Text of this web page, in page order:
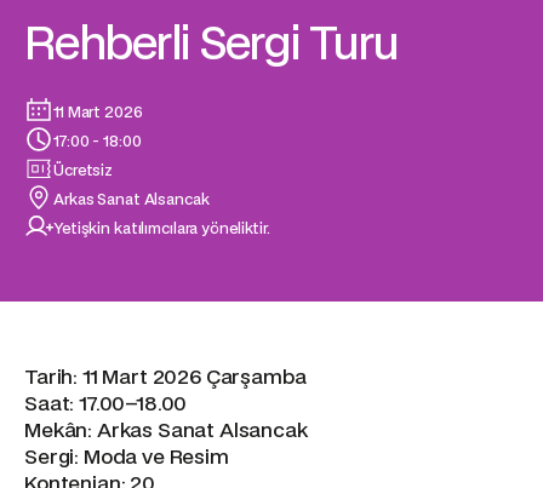
Rehberli Sergi Turu
11 Mart 2026
17:00 - 18:00
Ücretsiz
Arkas Sanat Alsancak
Yetişkin katılımcılara yöneliktir.
Tarih: 11 Mart 2026 Çarşamba
Saat: 17.00–18.00
Mekân: Arkas Sanat Alsancak
Sergi: Moda ve Resim
Kontenjan: 20